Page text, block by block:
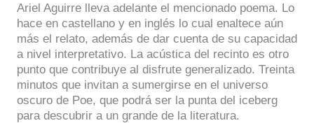
Ariel Aguirre lleva adelante el mencionado poema. Lo
hace en castellano y en inglés lo cual enaltece aún
más el relato, además de dar cuenta de su capacidad
a nivel interpretativo. La acústica del recinto es otro
punto que contribuye al disfrute generalizado. Treinta
minutos que invitan a sumergirse en el universo
oscuro de Poe, que podrá ser la punta del iceberg
para descubrir a un grande de la literatura.